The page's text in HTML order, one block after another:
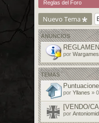
Reglas del Foro
Nuevo Tema
ANUNCIOS
por
TEMAS
por Yllanes »
[VENDO/
por